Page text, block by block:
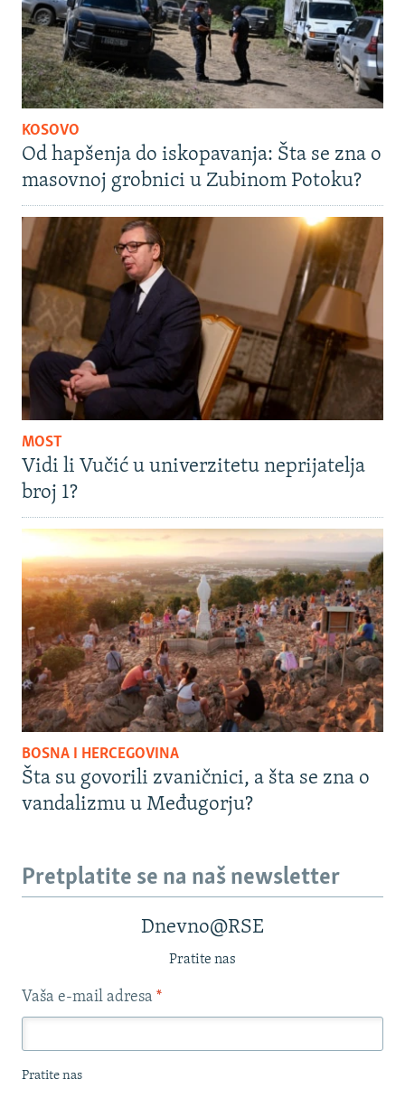
KOSOVO
Od hapšenja do iskopavanja: Šta se zna o
masovnoj grobnici u Zubinom Potoku?
MOST
Vidi li Vučić u univerzitetu neprijatelja
broj 1?
BOSNA I HERCEGOVINA
Šta su govorili zvaničnici, a šta se zna o
vandalizmu u Međugorju?
Pretplatite se na naš newsletter
Dnevno@RSE
Pratite nas
Vaša e-mail adresa *
Pratite nas